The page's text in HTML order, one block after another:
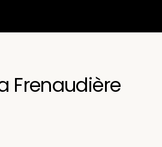
Frenaudière